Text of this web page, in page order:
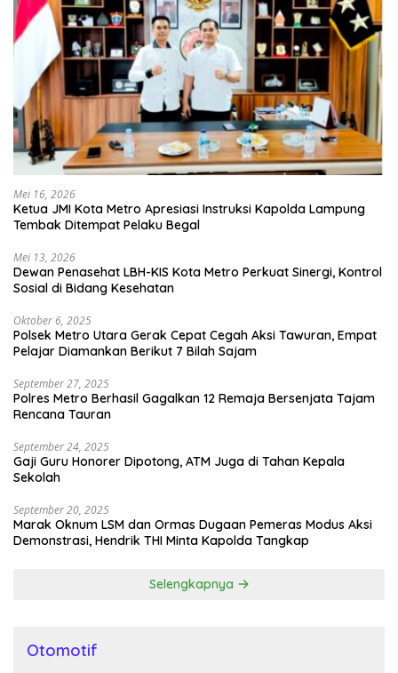
Mei 16, 2026
Ketua JMI Kota Metro Apresiasi Instruksi Kapolda Lampung
Tembak Ditempat Pelaku Begal
Mei 13, 2026
Dewan Penasehat LBH-KIS Kota Metro Perkuat Sinergi, Kontrol
Sosial di Bidang Kesehatan
Oktober 6, 2025
Polsek Metro Utara Gerak Cepat Cegah Aksi Tawuran, Empat
Pelajar Diamankan Berikut 7 Bilah Sajam
September 27, 2025
Polres Metro Berhasil Gagalkan 12 Remaja Bersenjata Tajam
Rencana Tauran
September 24, 2025
Gaji Guru Honorer Dipotong, ATM Juga di Tahan Kepala
Sekolah
September 20, 2025
Marak Oknum LSM dan Ormas Dugaan Pemeras Modus Aksi
Demonstrasi, Hendrik THI Minta Kapolda Tangkap
Selengkapnya
Otomotif